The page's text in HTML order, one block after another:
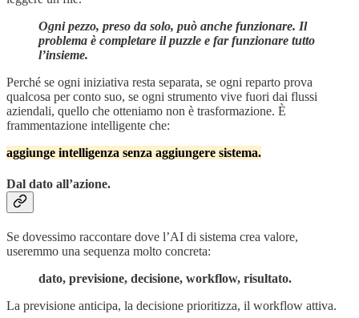
Ogni pezzo, preso da solo, può anche funzionare. Il
problema è completare il puzzle e far funzionare tutto
l’insieme.
Perché se ogni iniziativa resta separata, se ogni reparto prova
qualcosa per conto suo, se ogni strumento vive fuori dai flussi
aziendali, quello che otteniamo non è trasformazione. È
frammentazione intelligente che:
aggiunge intelligenza senza aggiungere sistema.
Dal dato all’azione.
Se dovessimo raccontare dove l’AI di sistema crea valore,
useremmo una sequenza molto concreta:
dato, previsione, decisione, workflow, risultato.
La previsione anticipa, la decisione prioritizza, il workflow attiva.